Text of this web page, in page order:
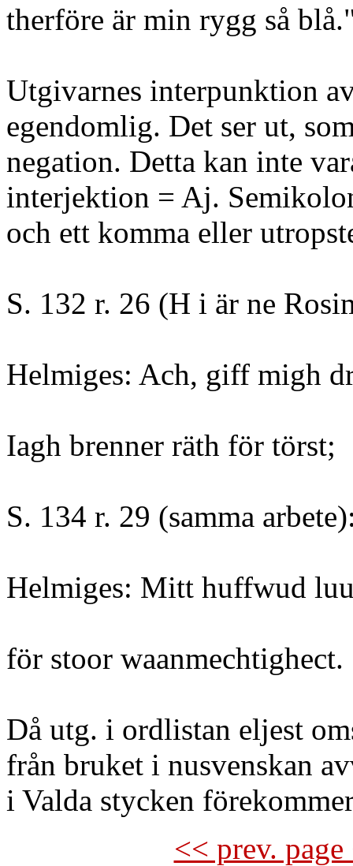
therföre är min rygg så
Utgivarnes interpunktion
egendomlig. Det ser ut,
negation. Detta kan inte
interjektion = Aj.
och ett komma eller
S. 132 r. 26 (H i är ne
Helmiges: Ach, giff migh
Iagh brenner räth för törst;
S. 134 r. 29 (samma
Helmiges: Mitt huffwud
för stoor waanmechtighect.
Då utg. i ordlistan eljest
från bruket i nusvenskan
i Valda stycken
<< prev.